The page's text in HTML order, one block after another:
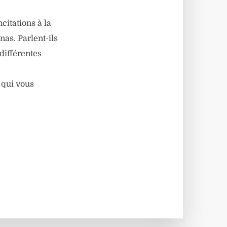
à la
Parlent-ils
vous